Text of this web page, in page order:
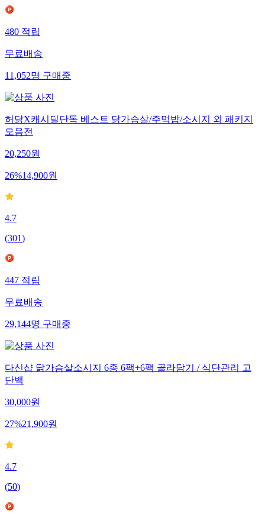
480 적립
무료배송
11,052명 구매중
허닭X캐시딜단독 베스트 닭가슴살/주먹밥/소시지 외 패키지
모음전
20,250원
26%14,900원
4.7
(301)
447 적립
무료배송
29,144명 구매중
다신샵 닭가슴살소시지 6종 6팩+6팩 골라담기 / 식단관리 고
단백
30,000원
27%21,900원
4.7
(50)